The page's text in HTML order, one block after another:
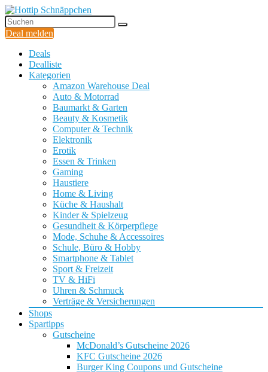
Deal melden
Deals
Dealliste
Kategorien
Amazon Warehouse Deal
Auto & Motorrad
Baumarkt & Garten
Beauty & Kosmetik
Computer & Technik
Elektronik
Erotik
Essen & Trinken
Gaming
Haustiere
Home & Living
Küche & Haushalt
Kinder & Spielzeug
Gesundheit & Körperpflege
Mode, Schuhe & Accessoires
Schule, Büro & Hobby
Smartphone & Tablet
Sport & Freizeit
TV & HiFi
Uhren & Schmuck
Verträge & Versicherungen
Shops
Spartipps
Gutscheine
McDonald’s Gutscheine 2026
KFC Gutscheine 2026
Burger King Coupons und Gutscheine